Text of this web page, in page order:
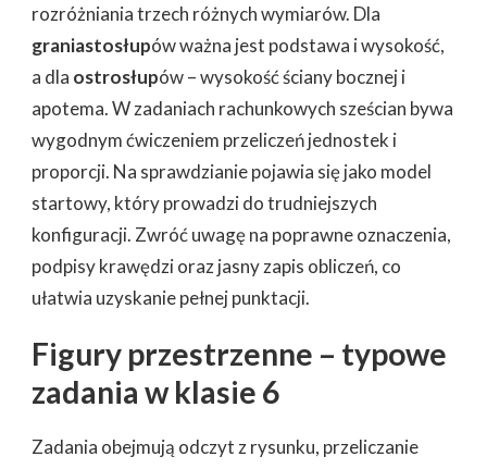
rozróżniania trzech różnych wymiarów. Dla
graniastosłupów ważna jest podstawa i wysokość,
a dla ostrosłupów – wysokość ściany bocznej i
apotema. W zadaniach rachunkowych sześcian bywa
wygodnym ćwiczeniem przeliczeń jednostek i
proporcji. Na sprawdzianie pojawia się jako model
startowy, który prowadzi do trudniejszych
konfiguracji. Zwróć uwagę na poprawne oznaczenia,
podpisy krawędzi oraz jasny zapis obliczeń, co
ułatwia uzyskanie pełnej punktacji.
Figury przestrzenne – typowe
zadania w klasie 6
Zadania obejmują odczyt z rysunku, przeliczanie